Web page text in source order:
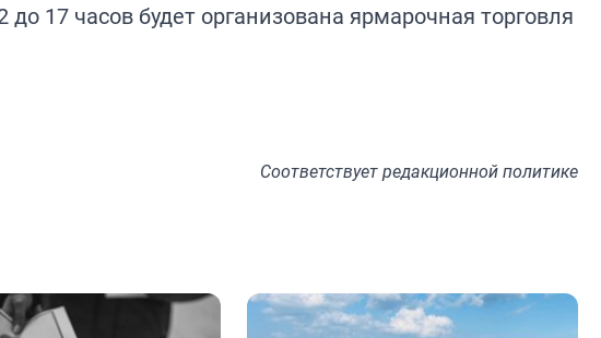
17 часов будет организована ярмарочная торговля
Соответствуетредакционной политике